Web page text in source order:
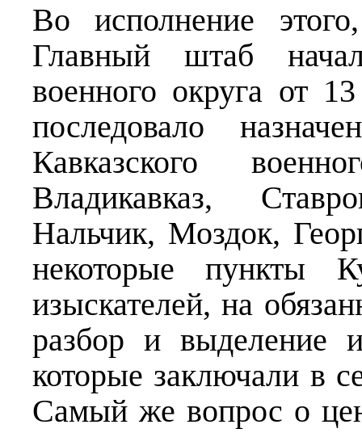
Во исполнение
Главный штаб
военного округа от
последовало
Кавказского
Владикавказ,
Нальчик, Моздок,
некоторые пункты
изыскателей, на
разбор и выделение
которые заключали в
Самый же вопрос о